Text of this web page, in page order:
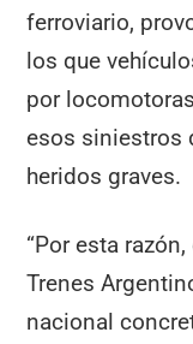
ferroviario,
los que
por
esos siniestros
heridos graves.
“Por esta
Trenes
nacional